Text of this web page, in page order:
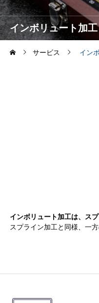
インボリュート加工
サービス イン
インボリュート加工は、ス
スプライン加工と同様、一